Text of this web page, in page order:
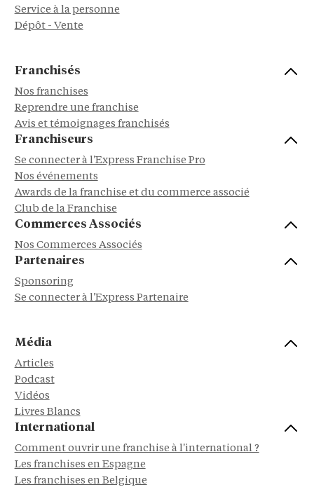
Service à la personne
Dépôt - Vente
Franchisés
Nos franchises
Reprendre une franchise
Avis et témoignages franchisés
Franchiseurs
Se connecter à l'Express Franchise Pro
Nos événements
Awards de la franchise et du commerce associé
Club de la Franchise
Commerces Associés
Nos Commerces Associés
Partenaires
Sponsoring
Se connecter à l'Express Partenaire
Média
Articles
Podcast
Vidéos
Livres Blancs
International
Comment ouvrir une franchise à l'international ?
Les franchises en Espagne
Les franchises en Belgique